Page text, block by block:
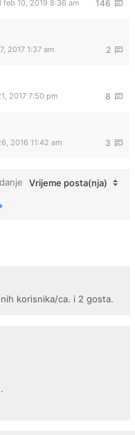
146
feb 10, 2019 8:36 am
2
2017 1:37 am
8
2017 7:50 pm
3
2016 11:42 am
Vrijeme posta(nja)
korisnika/ca. i 2 gosta.